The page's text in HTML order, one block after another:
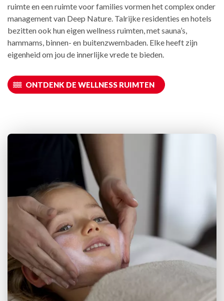
ruimte en een ruimte voor families vormen het complex onder
management van Deep Nature. Talrijke residenties en hotels
bezitten ook hun eigen wellness ruimten, met sauna’s,
hammams, binnen- en buitenzwembaden. Elke heeft zijn
eigenheid om jou de innerlijke vrede te bieden.
ONTDENK DE WELLNESS RUIMTEN